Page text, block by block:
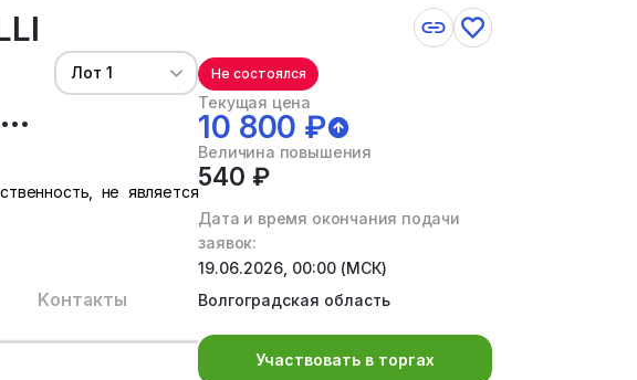
Лот 1
не является
Kонтакты
Не состоялся
Текущая цена
10 800 ₽
Величина повышения
540 ₽
Дата и время окончания подачи
заявок:
19.06.2026, 00:00 (МСК)
Волгоградская область
Участвовать в торгах